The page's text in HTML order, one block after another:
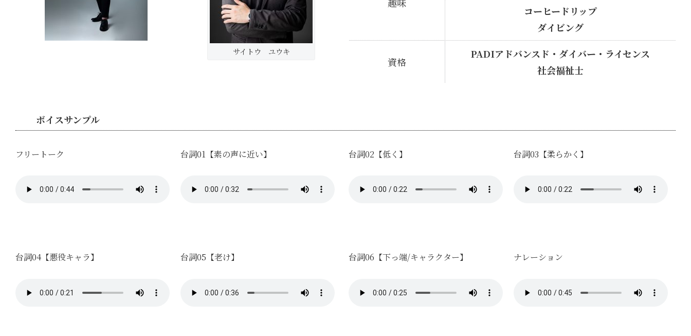
サイトウ ユウキ
コーヒードリップ
ダイビング
資格
PADIアドバンスド・ダイバー・ライセンス
社会福祉士
ボイスサンプル
フリートーク 台詞01【素の声に近い】 台詞02【低く】 台詞03【柔らかく】
台詞04【悪役キャラ】 台詞05【老け】 台詞06【下っ端/キャラクター】 ナレーション